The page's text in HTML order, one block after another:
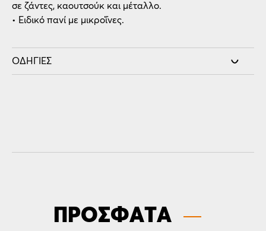
σε ζάντες, καουτσούκ και μέταλλο.
• Ειδικό πανί με μικροΐνες.
ΟΔΗΓΊΕΣ
ΠΡΟΣΦΑΤΑ